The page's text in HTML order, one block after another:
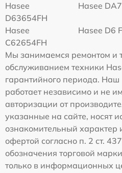
Hasee
D63654FH
Hasee
Hasee
C62654FH
Hasee D6
Мы занимаемся ремонтом и
обслуживанием техники
гарантийного периода.
работает независимо и не
авторизации от
указанные на сайте, носят
ознакомительный характер
офертой согласно п. 2 ст.
обозначения торговой
только в информационных